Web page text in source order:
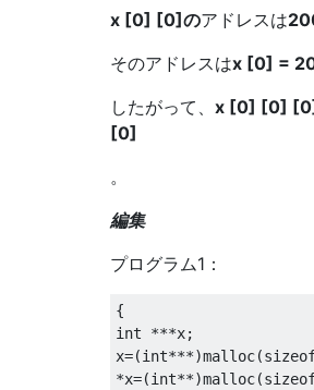
x [0] [0]のアドレスは
そのアドレスはx [0] =
したがって、 x [0] [0] [0]
[0]
。
編集
プログラム1：
{
int
***x;
x=(int***)malloc(
*x=(int**)malloc(